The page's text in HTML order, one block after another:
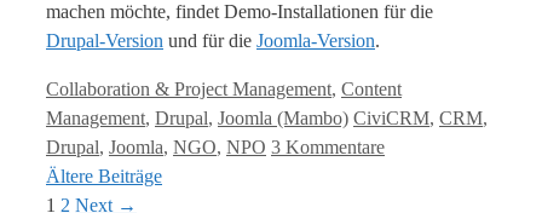
machen möchte, findet Demo-Installationen für die
Drupal-Version und für die Joomla-Version.
Kategorien
Collaboration & Project Management, Content
Management, Drupal, Joomla (Mambo) Tags
CiviCRM, CRM,
Drupal, Joomla, NGO, NPO 3 Kommentare
Ältere Beiträge
Page
1 Page
2 Next →